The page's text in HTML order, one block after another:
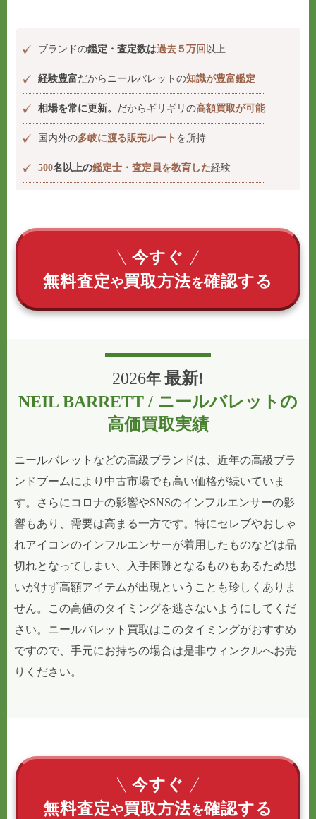
ブランドの鑑定・査定数は過去５万回 以上
経験豊富だからニールバレットの知識が豊富鑑定
相場を常に更新。 だからギリギリの高額買取が可能
国内外の多岐に渡る販売ルート を所持
500名以上の鑑定士・査定員を教育した経験
今すぐ
無料査定や買取方法を確認する
2026年 最新!
NEIL BARRETT / ニールバレットの
高価買取実績
ニールバレットなどの高級ブランドは、近年の高級ブラ
ンドブームにより中古市場でも高い価格が続いていま
す。さらにコロナの影響やSNSのインフルエンサーの影
響もあり、需要は高まる一方です。特にセレブやおしゃ
れアイコンのインフルエンサーが着用したものなどは品
切れとなってしまい、入手困難となるものもあるため思
いがけず高額アイテムが出現ということも珍しくありま
せん。この高値のタイミングを逃さないようにしてくだ
さい。ニールバレット買取はこのタイミングがおすすめ
ですので、手元にお持ちの場合は是非ウィンクルへお売
りください。
今すぐ
無料査定や買取方法を確認する